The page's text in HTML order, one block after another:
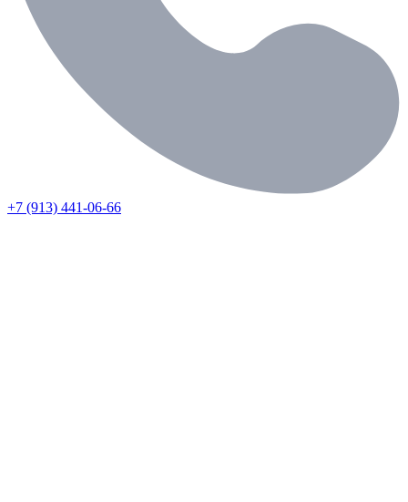
+7 (913) 441-06-66